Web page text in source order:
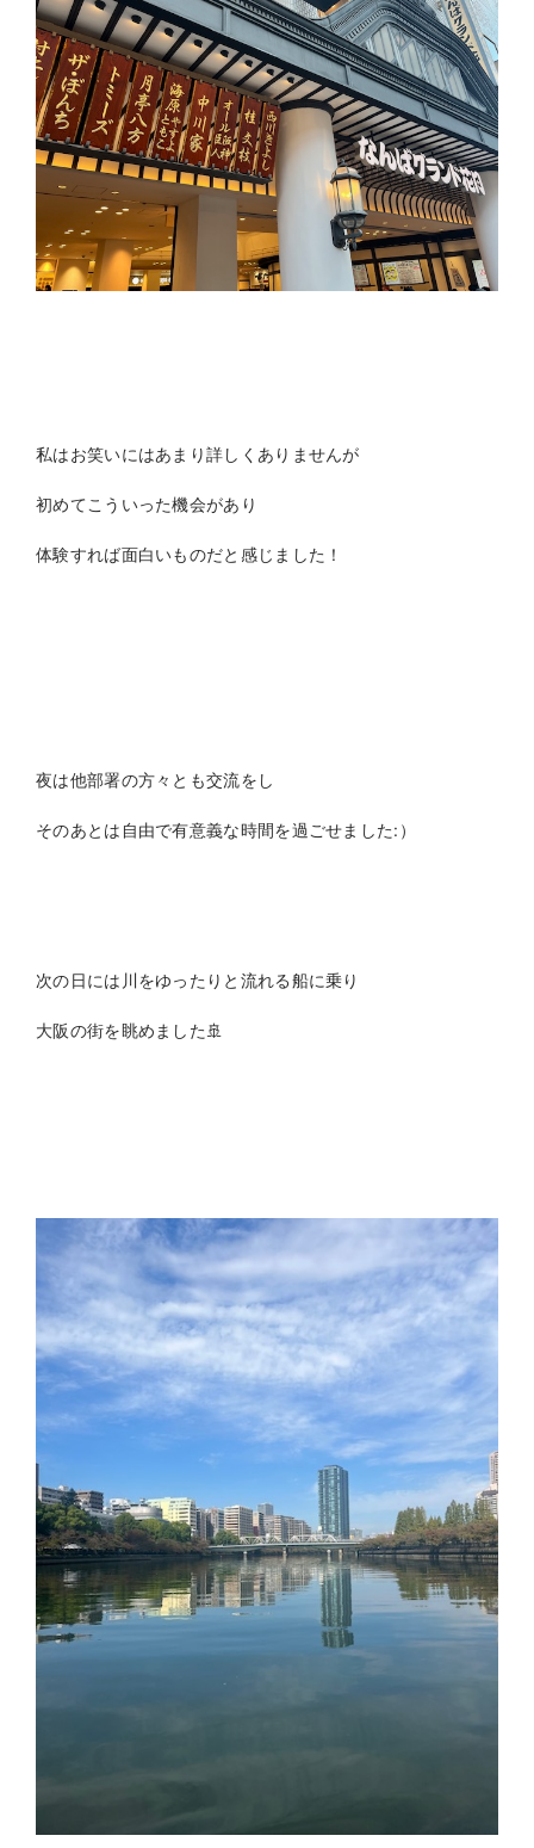
私はお笑いにはあまり詳しくありませんが
初めてこういった機会があり
体験すれば面白いものだと感じました！
夜は他部署の方々とも交流をし
そのあとは自由で有意義な時間を過ごせました:）
次の日には川をゆったりと流れる船に乗り
大阪の街を眺めました🚢